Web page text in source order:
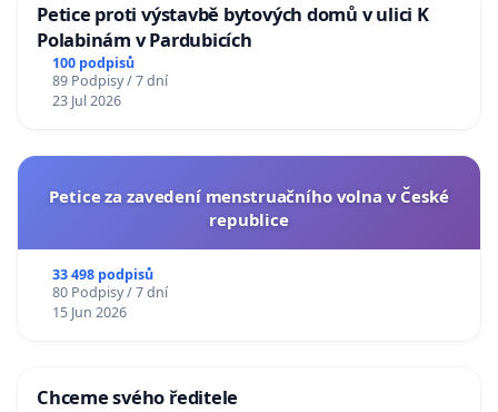
Petice proti výstavbě bytových domů v ulici K
Polabinám v Pardubicích
100 podpisů
89 Podpisy / 7 dní
23 Jul 2026
Petice za zavedení menstruačního volna v České
republice
33 498 podpisů
80 Podpisy / 7 dní
15 Jun 2026
Chceme svého ředitele